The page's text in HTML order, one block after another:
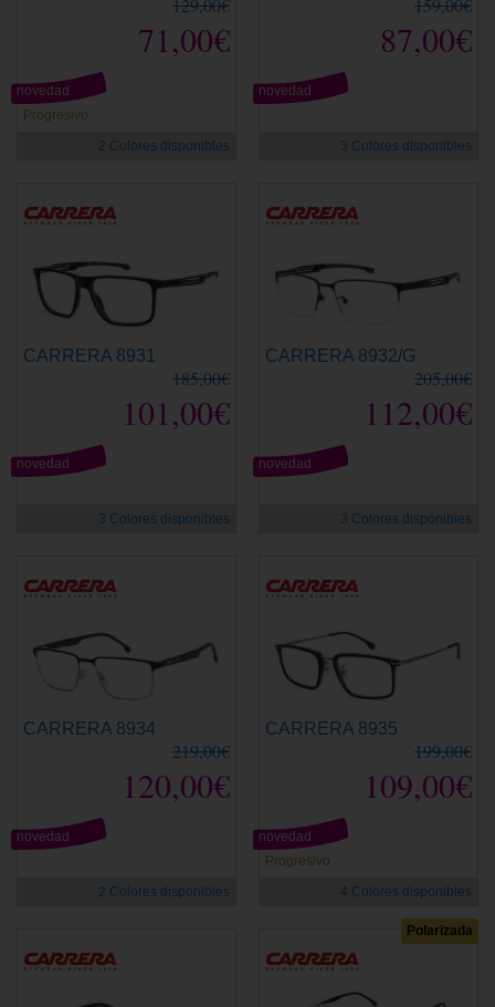
71,00€
Progresivo
novedad
2 Colores disponibles
87,00€
novedad
3 Colores disponibles
CARRERA 8931
185,00€
101,00€
novedad
3 Colores disponibles
CARRERA 8932/G
205,00€
112,00€
novedad
3 Colores disponibles
CARRERA 8934
219,00€
120,00€
novedad
2 Colores disponibles
CARRERA 8935
199,00€
109,00€
Progresivo
novedad
4 Colores disponibles
Polarizada